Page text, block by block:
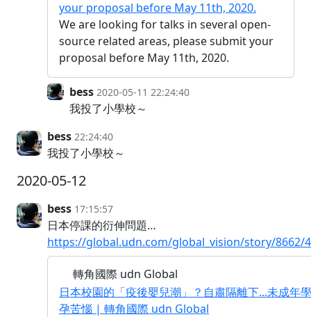
your proposal before May 11th, 2020.
We are looking for talks in several open-
source related areas, please submit your
proposal before May 11th, 2020.
bess 2020-05-11 22:24:40
我投了小學校～
bess 22:24:40
我投了小學校～
2020-05-12
bess 17:15:57
日本停課的衍伸問題…
https://global.udn.com/global_vision/story/8662/
轉角國際 udn Global
日本校園的「疫後嬰兒潮」？自肅隔離下...未成年
孕苦惱 | 轉角國際 udn Global